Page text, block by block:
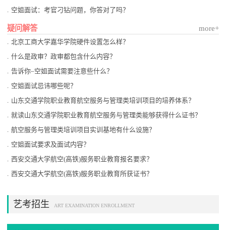
. 空姐面试：考官刁钻问题，你答对了吗？
疑问解答 more+
. 北京工商大学嘉华学院硬件设置怎么样？
. 什么是政审？政审都包含什么内容？
. 告诉你–空姐面试需要注意些什么？
. 空姐面试忌讳哪些呢？
. 山东交通学院职业教育航空服务与管理类培训项目的培养体系？
. 就读山东交通学院职业教育航空服务与管理类能够获得什么证书？
. 航空服务与管理类培训项目实训基地有什么设施？
. 空姐面试要求及面试内容？
. 西安交通大学航空(高铁)服务职业教育报名要求？
. 西安交通大学航空(高铁)服务职业教育所获证书？
艺考招生 ART EXAMINATION ENROLLMENT